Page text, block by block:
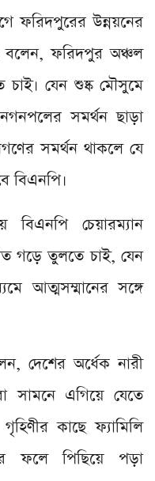
ফরিদপুরের উন্নয়নের
বলেন, ফরিদপুর অঞ্চল
চাই। যেন শুষ্ক মৌসুমে
সমর্থন ছাড়া
সমর্থন থাকলে যে
বিএনপি।
বিএনপি চেয়ারম্যান
গড়ে তুলতে চাই, যেন
আত্মসম্মানের সঙ্গে
দেশের অর্ধেক নারী
সামনে এগিয়ে যেতে
কাছে ফ্যামিলি
ফলে পিছিয়ে পড়া